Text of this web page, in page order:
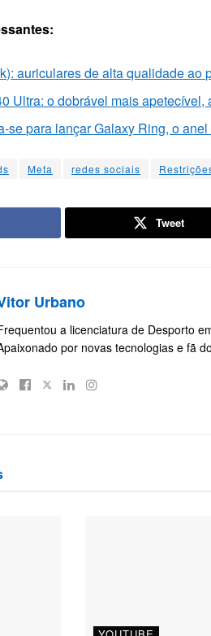
auriculares de alta qualidade ao
Ultra: o dobrável mais apetecível,
se para lançar Galaxy Ring, o
Meta redes sociais
Tweet
Urbano
a licenciatura de Desporto
por novas tecnologias e fã